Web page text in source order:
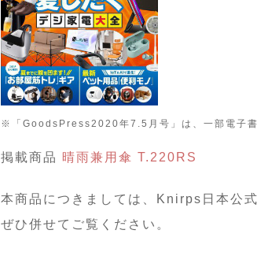
※「GoodsPress2020年7.5月号」は、一部電子書
掲載商品 晴雨兼用傘 T.220RS
本商品につきましては、Knirps日本公
ぜひ併せてご覧ください。